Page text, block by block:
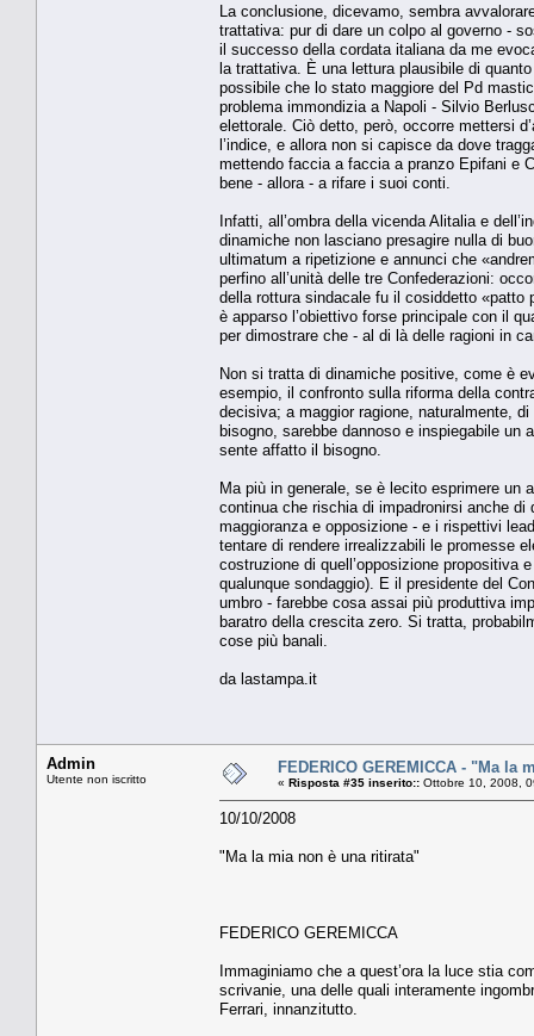
La conclusione, dicevamo, sembra
trattativa: pur di dare un colpo al governo -
il successo della cordata italiana da me
la trattativa. È una lettura plausibile di
possibile che lo stato maggiore del Pd
problema immondizia a Napoli - Silvio
elettorale. Ciò detto, però, occorre mettersi
l’indice, e allora non si capisce da dove
mettendo faccia a faccia a pranzo Epifani e
bene - allora - a rifare i suoi conti.
Infatti, all’ombra della vicenda Alitalia e
dinamiche non lasciano presagire nulla di
ultimatum a ripetizione e annunci che
perfino all’unità delle tre Confederazioni:
della rottura sindacale fu il cosiddetto «patto
è apparso l’obiettivo forse principale con il
per dimostrare che - al di là delle ragioni in
Non si tratta di dinamiche positive, come è
esempio, il confronto sulla riforma della
decisiva; a maggior ragione, naturalmente,
bisogno, sarebbe dannoso e inspiegabile un
sente affatto il bisogno.
Ma più in generale, se è lecito esprimere un
continua che rischia di impadronirsi anche
maggioranza e opposizione - e i rispettivi
tentare di rendere irrealizzabili le promesse
costruzione di quell’opposizione propositiva
qualunque sondaggio). E il presidente del
umbro - farebbe cosa assai più produttiva
baratro della crescita zero. Si tratta,
cose più banali.
da lastampa.it
Admin
Utente non iscritto
FEDERICO GEREMICCA - "Ma la
« Risposta #35 inserito:: Ottobre 10, 2008,
10/10/2008
"Ma la mia non è una ritirata"
FEDERICO GEREMICCA
Immaginiamo che a quest’ora la luce stia
scrivanie, una delle quali interamente
Ferrari, innanzitutto.